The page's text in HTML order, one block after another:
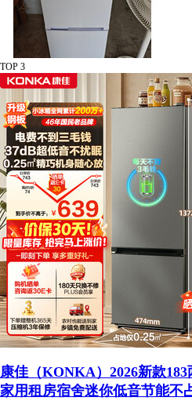
TOP 3
康佳（KONKA）2026新款
家用租房宿舍迷你低音节能不